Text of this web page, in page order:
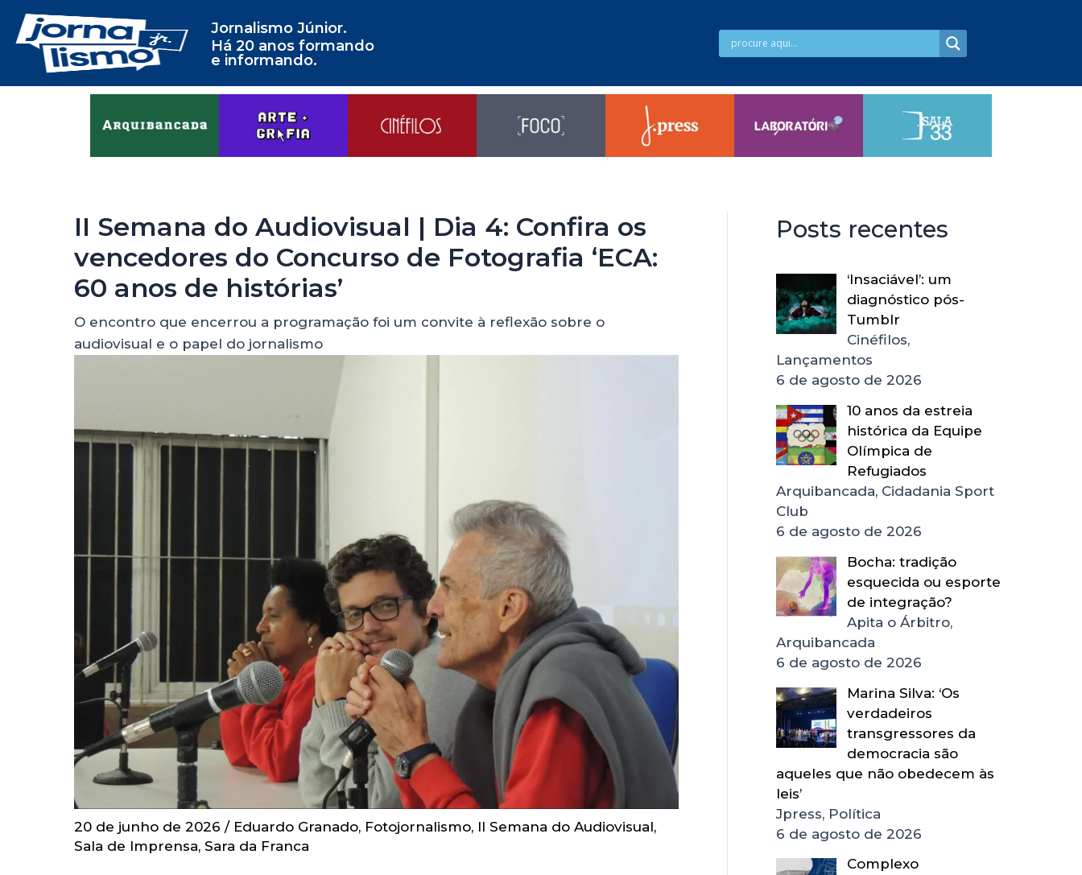
Jornalismo Júnior.
Há 20 anos formando
e informando.
II Semana do Audiovisual | Dia 4: Confira os
vencedores do Concurso de Fotografia ‘ECA:
60 anos de histórias’
O encontro que encerrou a programação foi um convite à reflexão sobre o
audiovisual e o papel do jornalismo
20 de junho de 2026 / Eduardo Granado, Fotojornalismo, II Semana do Audiovisual,
Sala de Imprensa, Sara da Franca
Posts recentes
‘Insaciável’: um
diagnóstico pós-
Tumblr
Cinéfilos,
Lançamentos
6 de agosto de 2026
10 anos da estreia
histórica da Equipe
Olímpica de
Refugiados
Arquibancada, Cidadania Sport
Club
6 de agosto de 2026
Bocha: tradição
esquecida ou esporte
de integração?
Apita o Árbitro,
Arquibancada
6 de agosto de 2026
Marina Silva: ‘Os
verdadeiros
transgressores da
democracia são
aqueles que não obedecem às
leis’
Jpress, Política
6 de agosto de 2026
Complexo